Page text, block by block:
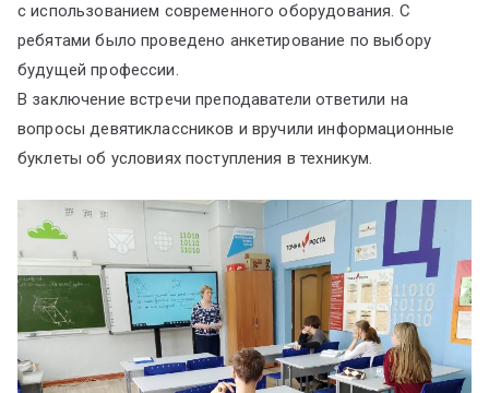
с использованием современного оборудования. С
ребятами было проведено анкетирование по выбору
будущей профессии.
В заключение встречи преподаватели ответили на
вопросы девятиклассников и вручили информационные
буклеты об условиях поступления в техникум.